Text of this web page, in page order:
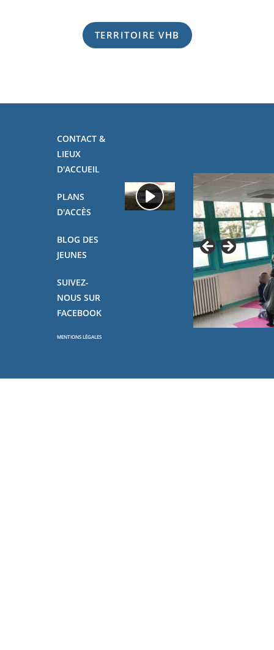
TERRITOIRE VHB
CONTACT &
LIEUX
D'ACCUEIL
PLANS
D'ACCÈS
BLOG DES
JEUNES
SUIVEZ-
NOUS SUR
FACEBOOK
MENTIONS LÉGALES